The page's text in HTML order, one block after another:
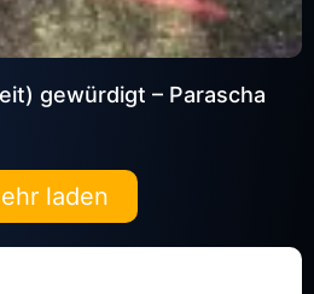
gewürdigt – Parascha
laden